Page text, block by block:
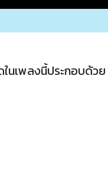
นเพลงนี้ประกอบด้วย